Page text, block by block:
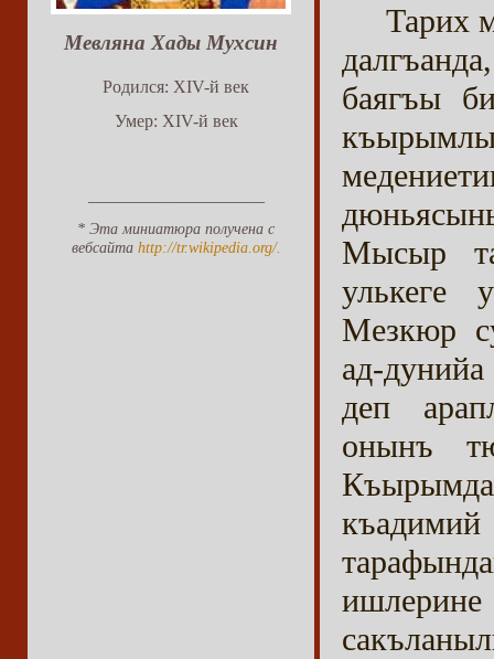
Мевляна Хады Мухсин
Родился: XIV-й век
Умер: XIV-й век
* Эта миниатюра получена с
вебсайта http://tr.wikipedia.org/.
Тарих
баягъы
Мысыр
улькеге
Мезкюр
ад-
деп
онынъ